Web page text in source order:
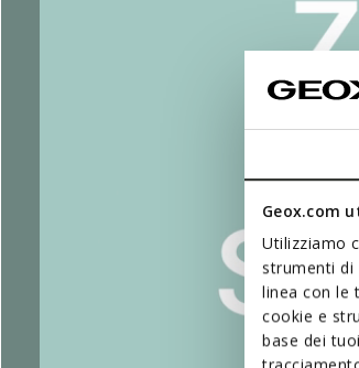
Geox.com
Utilizziamo
strumenti di
linea con le
cookie e
base dei